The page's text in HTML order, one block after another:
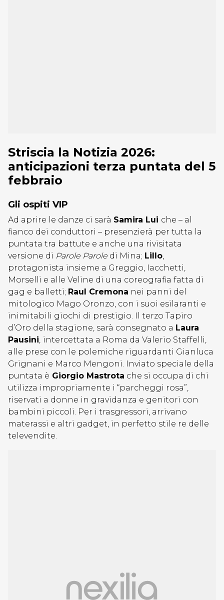
Striscia la Notizia 2026:
anticipazioni terza puntata del 5
febbraio
Gli ospiti VIP
Ad aprire le danze ci sarà Samira Lui che – al
fianco dei conduttori – presenzierà per tutta la
puntata tra battute e anche una rivisitata
versione di Parole Parole di Mina; Lillo,
protagonista insieme a Greggio, Iacchetti,
Morselli e alle Veline di una coreografia fatta di
gag e balletti; Raul Cremona nei panni del
mitologico Mago Oronzo, con i suoi esilaranti e
inimitabili giochi di prestigio. Il terzo Tapiro
d’Oro della stagione, sarà consegnato a Laura
Pausini, intercettata a Roma da Valerio Staffelli,
alle prese con le polemiche riguardanti Gianluca
Grignani e Marco Mengoni. Inviato speciale della
puntata è Giorgio Mastrota che si occupa di chi
utilizza impropriamente i “parcheggi rosa”,
riservati a donne in gravidanza e genitori con
bambini piccoli. Per i trasgressori, arrivano
materassi e altri gadget, in perfetto stile re delle
televendite.